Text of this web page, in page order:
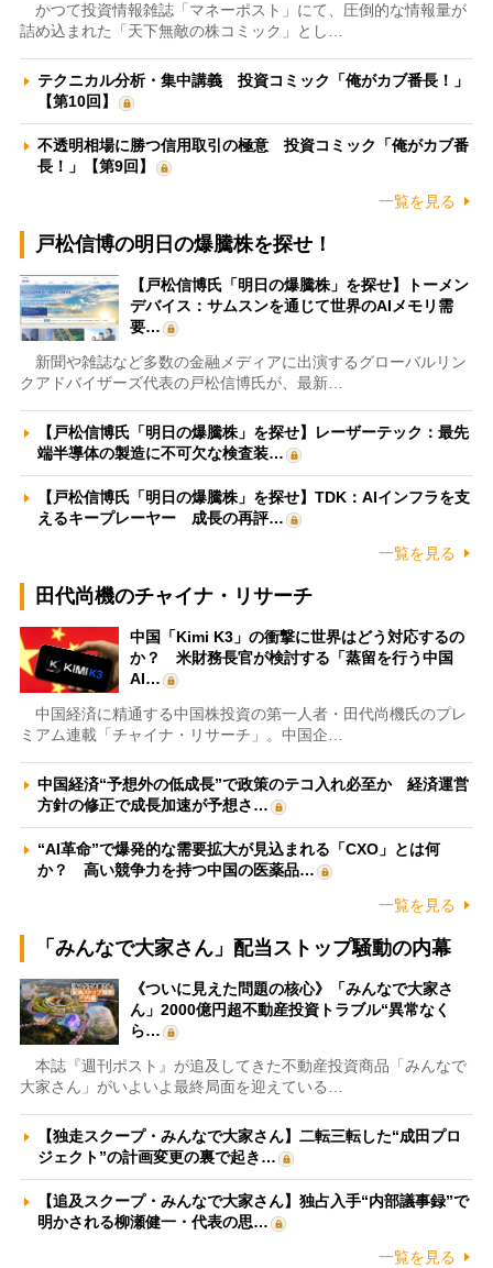
かつて投資情報雑誌「マネーポスト」にて、圧倒的な情報量が
詰め込まれた「天下無敵の株コミック」とし…
テクニカル分析・集中講義 投資コミック「俺がカブ番長！」
【第10回】
不透明相場に勝つ信用取引の極意 投資コミック「俺がカブ番
長！」【第9回】
一覧を見る
戸松信博の明日の爆騰株を探せ！
【戸松信博氏「明日の爆騰株」を探せ】トーメン
デバイス：サムスンを通じて世界のAIメモリ需
要…
新聞や雑誌など多数の金融メディアに出演するグローバルリン
クアドバイザーズ代表の戸松信博氏が、最新…
【戸松信博氏「明日の爆騰株」を探せ】レーザーテック：最先
端半導体の製造に不可欠な検査装…
【戸松信博氏「明日の爆騰株」を探せ】TDK：AIインフラを支
えるキープレーヤー 成長の再評…
一覧を見る
田代尚機のチャイナ・リサーチ
中国「Kimi K3」の衝撃に世界はどう対応するの
か？ 米財務長官が検討する「蒸留を行う中国
AI…
中国経済に精通する中国株投資の第一人者・田代尚機氏のプレ
ミアム連載「チャイナ・リサーチ」。中国企…
中国経済“予想外の低成長”で政策のテコ入れ必至か 経済運営
方針の修正で成長加速が予想さ…
“AI革命”で爆発的な需要拡大が見込まれる「CXO」とは何
か？ 高い競争力を持つ中国の医薬品…
一覧を見る
「みんなで大家さん」配当ストップ騒動の内幕
《ついに見えた問題の核心》「みんなで大家さ
ん」2000億円超不動産投資トラブル“異常なく
ら…
本誌『週刊ポスト』が追及してきた不動産投資商品「みんなで
大家さん」がいよいよ最終局面を迎えている…
【独走スクープ・みんなで大家さん】二転三転した“成田プロ
ジェクト”の計画変更の裏で起き…
【追及スクープ・みんなで大家さん】独占入手“内部議事録”で
明かされる柳瀬健一・代表の思…
一覧を見る